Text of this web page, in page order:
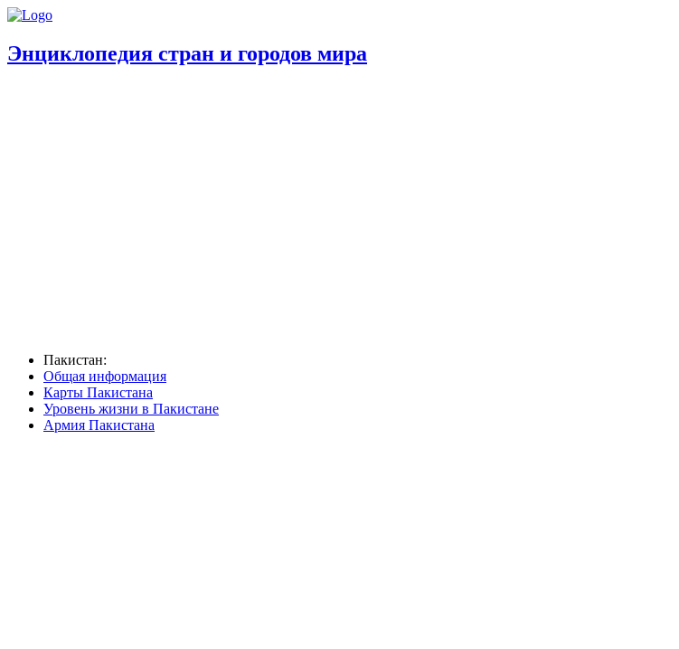
Энциклопедия стран и городов мира
Пакистан:
Общая информация
Карты Пакистана
Уровень жизни в Пакистане
Армия Пакистана